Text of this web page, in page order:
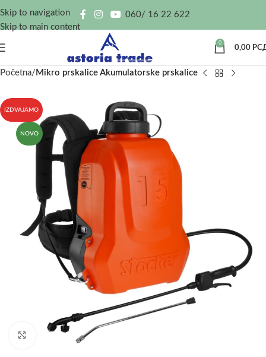
Skip to navigation
Skip to main content
060/ 16 22 622
0
0,00
Početna Mikro prskalice Akumulatorske prskalice
IZDVAJAMO
NOVO
Kliknite za uvećanje